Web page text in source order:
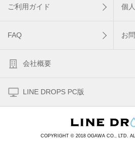
ご利用ガイド 個
FAQ お
会社概要
LINE DROPS PC版
COPYRIGHT © 2018 OGAWA CO., LTD.